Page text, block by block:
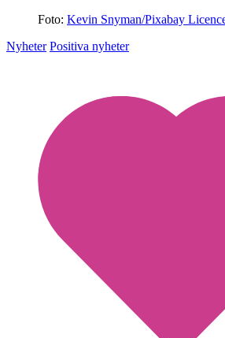
Foto: Kevin Snyman/Pixabay
Nyheter Positiva nyheter